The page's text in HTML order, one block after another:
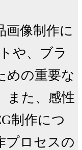
画像制作に
や、ブラ
めの重要な
また、感性
制作につ
プロセスの